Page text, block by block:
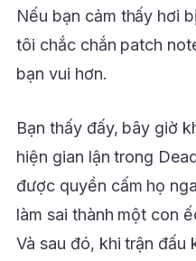
Nếu bạn cảm thấy hơi
tôi chắc chắn patch
bạn vui hơn.
Bạn thấy đấy, bây giờ
hiện gian lận trong
được quyền cấm họ
làm sai thành một con
Và sau đó, khi trận đấu